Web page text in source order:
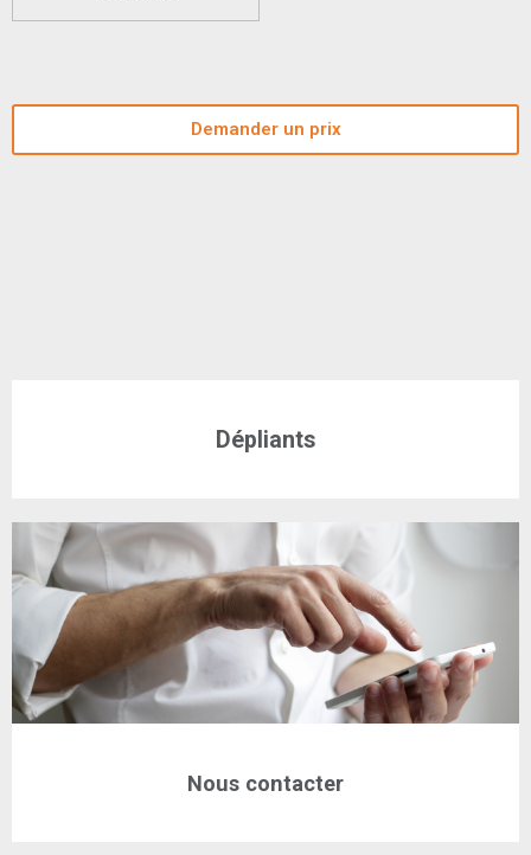
Demander un prix
Dépliants
Nous contacter